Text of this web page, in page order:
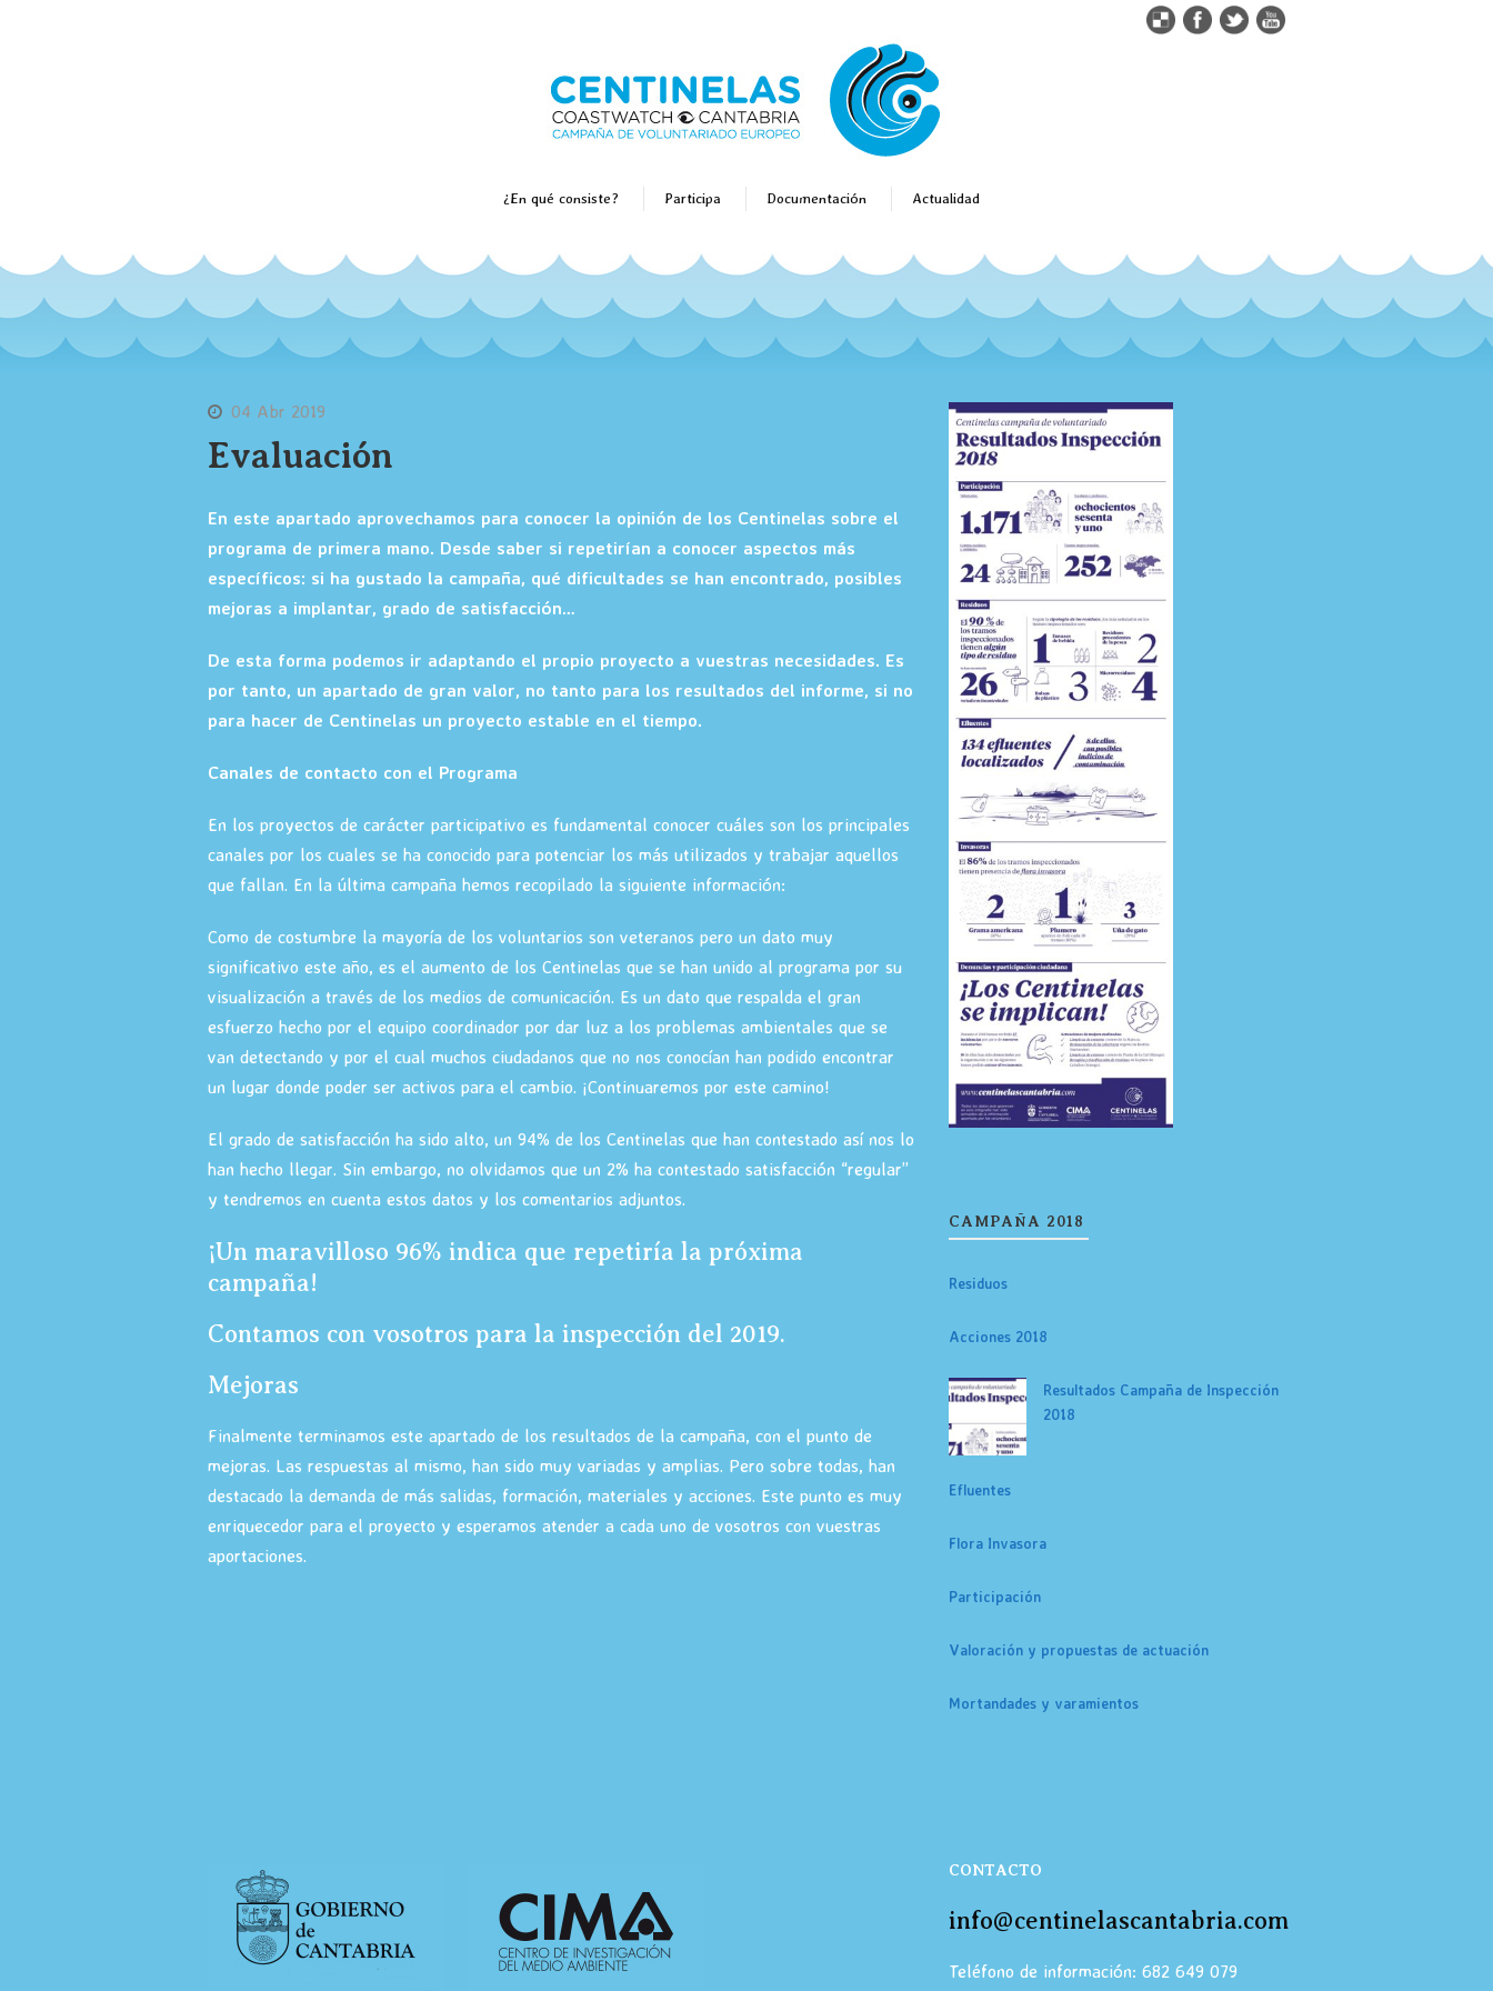
¿En qué consiste? Participa Documentación Actualidad
04 Abr 2019
Evaluación
En este apartado aprovechamos para conocer la opinión de los Centinelas sobre el
programa de primera mano. Desde saber si repetirían a conocer aspectos más
específicos: si ha gustado la campaña, qué dificultades se han encontrado, posibles
mejoras a implantar, grado de satisfacción…
De esta forma podemos ir adaptando el propio proyecto a vuestras necesidades. Es
por tanto, un apartado de gran valor, no tanto para los resultados del informe, si no
para hacer de Centinelas un proyecto estable en el tiempo.
Canales de contacto con el Programa
En los proyectos de carácter participativo es fundamental conocer cuáles son los principales
canales por los cuales se ha conocido para potenciar los más utilizados y trabajar aquellos
que fallan. En la última campaña hemos recopilado la siguiente información:
Como de costumbre la mayoría de los voluntarios son veteranos pero un dato muy
significativo este año, es el aumento de los Centinelas que se han unido al programa por su
visualización a través de los medios de comunicación. Es un dato que respalda el gran
esfuerzo hecho por el equipo coordinador por dar luz a los problemas ambientales que se
van detectando y por el cual muchos ciudadanos que no nos conocían han podido encontrar
un lugar donde poder ser activos para el cambio. ¡Continuaremos por este camino!
El grado de satisfacción ha sido alto, un 94% de los Centinelas que han contestado así nos lo
han hecho llegar. Sin embargo, no olvidamos que un 2% ha contestado satisfacción “regular”
y tendremos en cuenta estos datos y los comentarios adjuntos.
¡Un maravilloso 96% indica que repetiría la próxima
campaña!
Contamos con vosotros para la inspección del 2019.
Mejoras
Finalmente terminamos este apartado de los resultados de la campaña, con el punto de
mejoras. Las respuestas al mismo, han sido muy variadas y amplias. Pero sobre todas, han
destacado la demanda de más salidas, formación, materiales y acciones. Este punto es muy
enriquecedor para el proyecto y esperamos atender a cada uno de vosotros con vuestras
aportaciones.
CAMPAÑA 2018
Residuos
Acciones 2018
Resultados Campaña de Inspección
2018
Efluentes
Flora Invasora
Participación
Valoración y propuestas de actuación
Mortandades y varamientos
CONTACTO
info@centinelascantabria.com
Teléfono de información: 682 649 079